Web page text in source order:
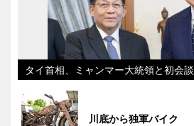
タイ首相、ミャンマー大統領と初会談
川底から独軍バイク